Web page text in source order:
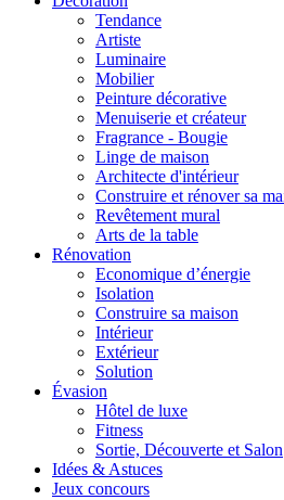
Tendance
Artiste
Luminaire
Mobilier
Peinture décorative
Menuiserie et créateur
Fragrance - Bougie
Linge de maison
Architecte d'intérieur
Construire et rénover sa
Revêtement mural
Arts de la table
Rénovation
Economique d’énergie
Isolation
Construire sa maison
Intérieur
Extérieur
Solution
Évasion
Hôtel de luxe
Fitness
Sortie, Découverte et Salon
Idées & Astuces
Jeux concours